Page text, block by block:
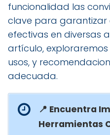
funcionalidad las
clave para garantizar
efectivas en diversas
artículo,
usos, y
adecuada.
📍 Encuentra
Herramientas